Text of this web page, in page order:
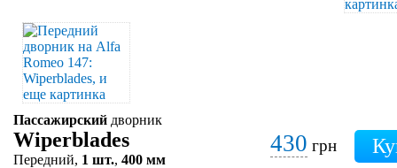
Пассажирский дворник
Wiperblades
Передний, 1 шт., 400 мм
430 грн